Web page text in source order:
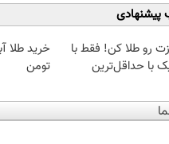
پیشنهادی
رو طلا کن! فقط با
با حداقل‌ترین
تومن